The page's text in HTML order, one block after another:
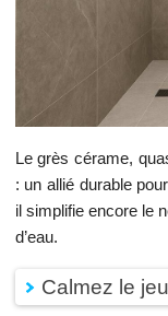
Le grès cérame,
: un allié durable
il simplifie encore le
d’eau.
Calmez le